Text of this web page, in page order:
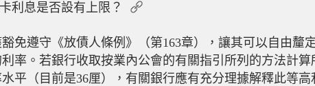
利息是否設有上限？
免遵守《放債人條例》（第163章），讓其可以自由釐
率。若銀行收取按業內公會的有關指引所列的方法計
平（目前是36厘），有關銀行應有充分理據解釋此等